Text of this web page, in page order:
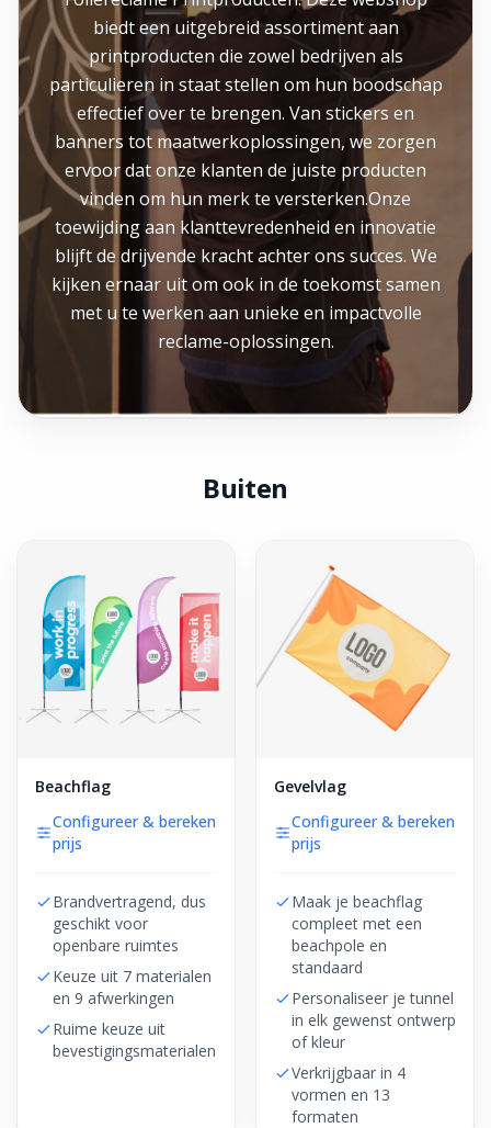
biedt een uitgebreid assortiment aan
printproducten die zowel bedrijven als
particulieren in staat stellen om hun boodschap
effectief over te brengen. Van stickers en
banners tot maatwerkoplossingen, we zorgen
ervoor dat onze klanten de juiste producten
vinden om hun merk te versterken.Onze
toewijding aan klanttevredenheid en innovatie
blijft de drijvende kracht achter ons succes. We
kijken ernaar uit om ook in de toekomst samen
met u te werken aan unieke en impactvolle
reclame-oplossingen.
Buiten
Beachflag
Configureer & bereken
prijs
Brandvertragend, dus
geschikt voor
openbare ruimtes
Keuze uit 7 materialen
en 9 afwerkingen
Ruime keuze uit
bevestigingsmaterialen
Gevelvlag
Configureer & bereken
prijs
Maak je beachflag
compleet met een
beachpole en
standaard
Personaliseer je tunnel
in elk gewenst ontwerp
of kleur
Verkrijgbaar in 4
vormen en 13
formaten